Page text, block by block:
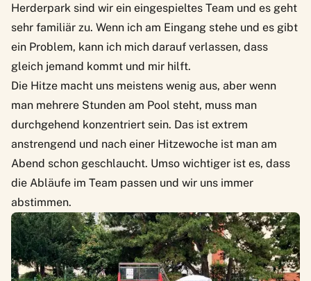
Herderpark sind wir ein eingespieltes Team und es geht
sehr familiär zu. Wenn ich am Eingang stehe und es gibt
ein Problem, kann ich mich darauf verlassen, dass
gleich jemand kommt und mir hilft.
Die Hitze macht uns meistens wenig aus, aber wenn
man mehrere Stunden am Pool steht, muss man
durchgehend konzentriert sein. Das ist extrem
anstrengend und nach einer Hitzewoche ist man am
Abend schon geschlaucht. Umso wichtiger ist es, dass
die Abläufe im Team passen und wir uns immer
abstimmen.